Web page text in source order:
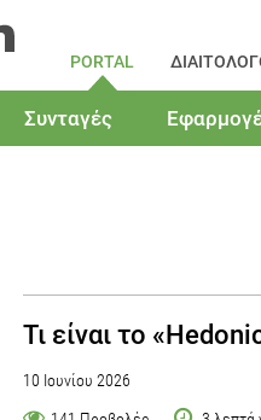
PORTAL
Συνταγές
Τι είναι το
10 Ιουνίου 2026